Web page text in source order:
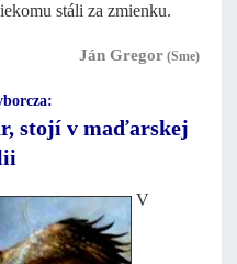
stáli za zmienku.
Ján Gregor (Sme)
stojí v maďarskej
V